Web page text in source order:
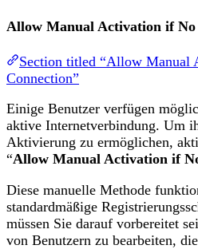
Allow Manual Activation if
Section titled “Allow Manual
Connection”
Einige Benutzer verfügen
aktive Internetverbindung. Um
Aktivierung zu ermöglichen,
“Allow Manual Activation if
Diese manuelle Methode
standardmäßige
müssen Sie darauf vorbereitet
von Benutzern zu bearbeiten,